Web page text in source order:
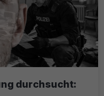
durchsucht: